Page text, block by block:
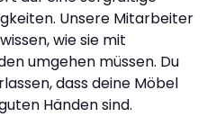
Unsere Mitarbeiter
wie sie mit
umgehen müssen. Du
dass deine Möbel
Händen sind.